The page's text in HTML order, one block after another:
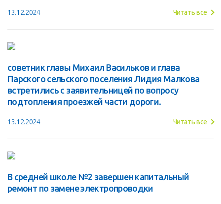
13.12.2024 Читать все
советник главы Михаил Васильков и глава
Парского сельского поселения Лидия Малкова
встретились с заявительницей по вопросу
подтопления проезжей части дороги.
13.12.2024 Читать все
В средней школе №2 завершен капитальный
ремонт по замене электропроводки